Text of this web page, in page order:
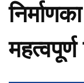
महत्वपूर्ण